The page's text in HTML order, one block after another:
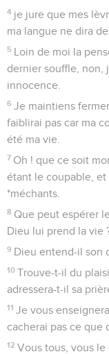
4 je jure que mes
ma langue ne dira
5 Loin de moi la
dernier souffle, non,
innocence.
6 Je maintiens
faiblirai pas car ma
été ma vie.
7 Oh ! que ce soit
étant le coupable, et
*méchants.
8 Que peut espérer
Dieu lui prend la vie
9 Dieu entend-il son
10 Trouve-t-il du
adressera-t-il sa
11 Je vous
cacherai pas ce que
12 Vous tous, vous